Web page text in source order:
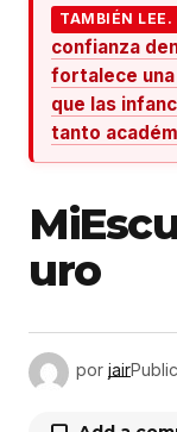
TAMBIÉN LEE.
confianza
fortalece
que las
tanto
uro
por jair